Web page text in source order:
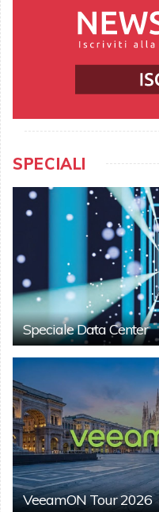
SPECIALI
Speciale Data Center
VeeamON Tour 2026